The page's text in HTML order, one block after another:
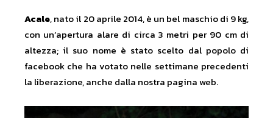
Acale, nato il 20 aprile 2014, è un bel maschio di 9 kg,
con un’apertura alare di circa 3 metri per 90 cm di
altezza; il suo nome è stato scelto dal popolo di
facebook che ha votato nelle settimane precedenti
la liberazione, anche dalla nostra pagina web.